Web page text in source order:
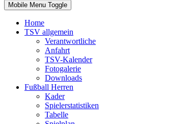
Mobile Menu Toggle
Home
TSV allgemein
Verantwortliche
Anfahrt
TSV-Kalender
Fotogalerie
Downloads
Fußball Herren
Kader
Spielerstatistiken
Tabelle